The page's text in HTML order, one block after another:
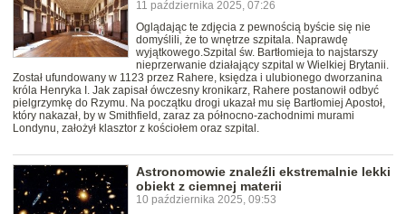
11 października 2025, 07:26
Oglądając te zdjęcia z pewnością byście się nie
domyślili, że to wnętrze szpitala. Naprawdę
wyjątkowego.Szpital św. Bartłomieja to najstarszy
nieprzerwanie działający szpital w Wielkiej Brytanii.
Został ufundowany w 1123 przez Rahere, księdza i ulubionego dworzanina
króla Henryka I. Jak zapisał ówczesny kronikarz, Rahere postanowił odbyć
pielgrzymkę do Rzymu. Na początku drogi ukazał mu się Bartłomiej Apostoł,
który nakazał, by w Smithfield, zaraz za północno-zachodnimi murami
Londynu, założył klasztor z kościołem oraz szpital.
Astronomowie znaleźli ekstremalnie lekki
obiekt z ciemnej materii
10 października 2025, 09:53